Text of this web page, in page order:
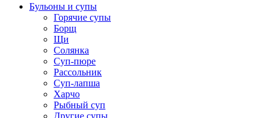
Бульоны и супы
Горячие супы
Борщ
Щи
Солянка
Суп-пюре
Рассольник
Суп-лапша
Харчо
Рыбный суп
Другие супы